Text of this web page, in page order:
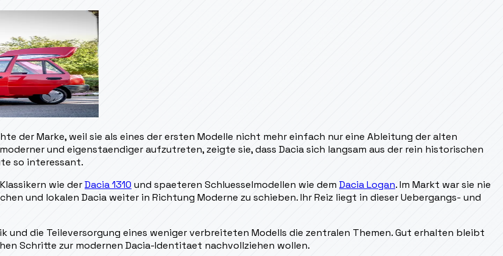
der Marke, weil sie als eines der ersten Modelle nicht mehr einfach nur eine Ableitung der alten
und eigenstaendiger aufzutreten, zeigte sie, dass Dacia sich langsam aus der rein historischen
so interessant.
wie derDacia 1310 und spaeteren Schluesselmodellen wie dem Dacia Logan. Im Markt war sie nie
und lokalen Dacia weiter in Richtung Moderne zu schieben. Ihr Reiz liegt in dieser Uebergangs- und
und die Teileversorgung eines weniger verbreiteten Modells die zentralen Themen. Gut erhalten bleibt
Schritte zur modernen Dacia-Identitaet nachvollziehen wollen.